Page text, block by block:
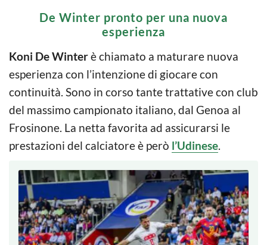
De Winter pronto per una nuova
esperienza
Koni De Winterè chiamato a maturare nuova
esperienza con l’intenzione di giocare con
continuità. Sono in corso tante trattative con club
del massimo campionato italiano, dal Genoa al
Frosinone. La netta favorita ad assicurarsi le
prestazioni del calciatore è però l’Udinese.